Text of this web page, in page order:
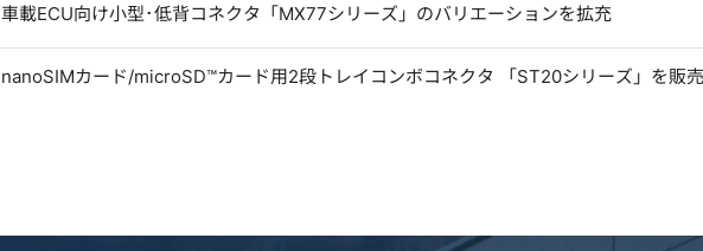
車載ECU向け小型･低背コネクタ「MX77シリーズ」のバリエーションを拡充
nanoSIMカード/microSD™カード用2段トレイコンボコネクタ 「ST20シリーズ」を販